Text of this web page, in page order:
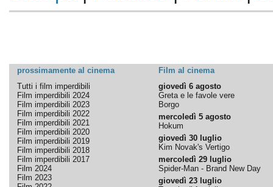
prossimamente al cinema
Film al cinema
Tutti i film imperdibili
Film imperdibili 2024
Film imperdibili 2023
Film imperdibili 2022
Film imperdibili 2021
Film imperdibili 2020
Film imperdibili 2019
Film imperdibili 2018
Film imperdibili 2017
Film 2024
Film 2023
giovedì 6 agosto
Greta e le favole vere
Borgo
mercoledì 5 agosto
Hokum
giovedì 30 luglio
Kim Novak's Vertigo
mercoledì 29 luglio
Spider-Man - Brand New Day
giovedì 23 luglio